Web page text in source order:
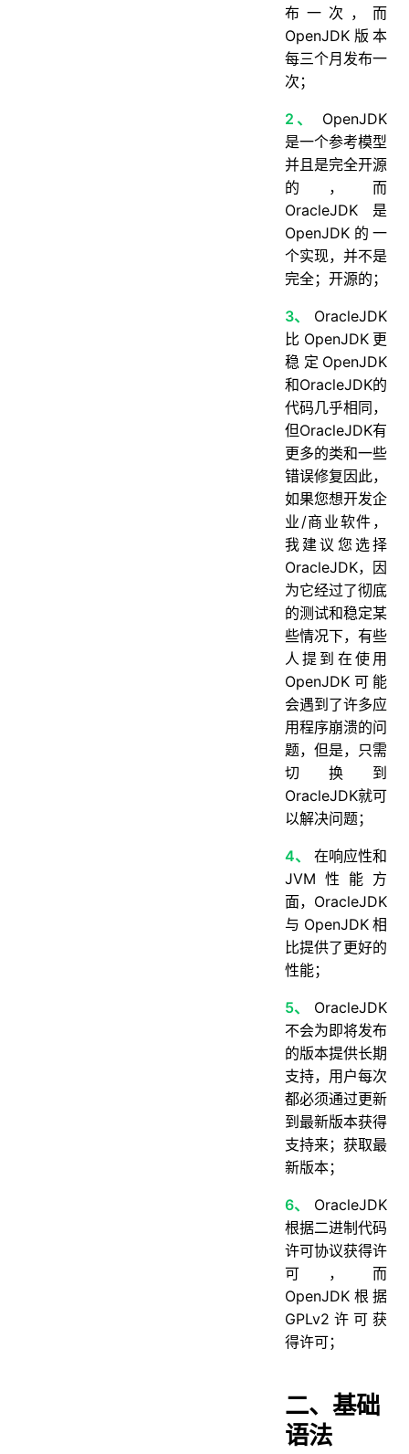
布一次，而
OpenJDK版本
每三个月发布一
次；
2、
OpenJDK
是一个参考模型
并且是完全开源
的，而
OracleJDK是
OpenJDK的一
个实现，并不是
完全；开源的；
3、
OracleJDK
比OpenJDK更
稳定OpenJDK
和OracleJDK的
代码几乎相同，
但OracleJDK有
更多的类和一些
错误修复因此，
如果您想开发企
业/商业软件，
我建议您选择
OracleJDK，因
为它经过了彻底
的测试和稳定某
些情况下，有些
人提到在使用
OpenJDK可能
会遇到了许多应
用程序崩溃的问
题，但是，只需
切换到
OracleJDK就可
以解决问题；
4、
在响应性和
JVM性能方
面，OracleJDK
与OpenJDK相
比提供了更好的
性能；
5、
OracleJDK
不会为即将发布
的版本提供长期
支持，用户每次
都必须通过更新
到最新版本获得
支持来；获取最
新版本；
6、
OracleJDK
根据二进制代码
许可协议获得许
可，而
OpenJDK根据
GPLv2许可获
得许可；
二、基础
语法